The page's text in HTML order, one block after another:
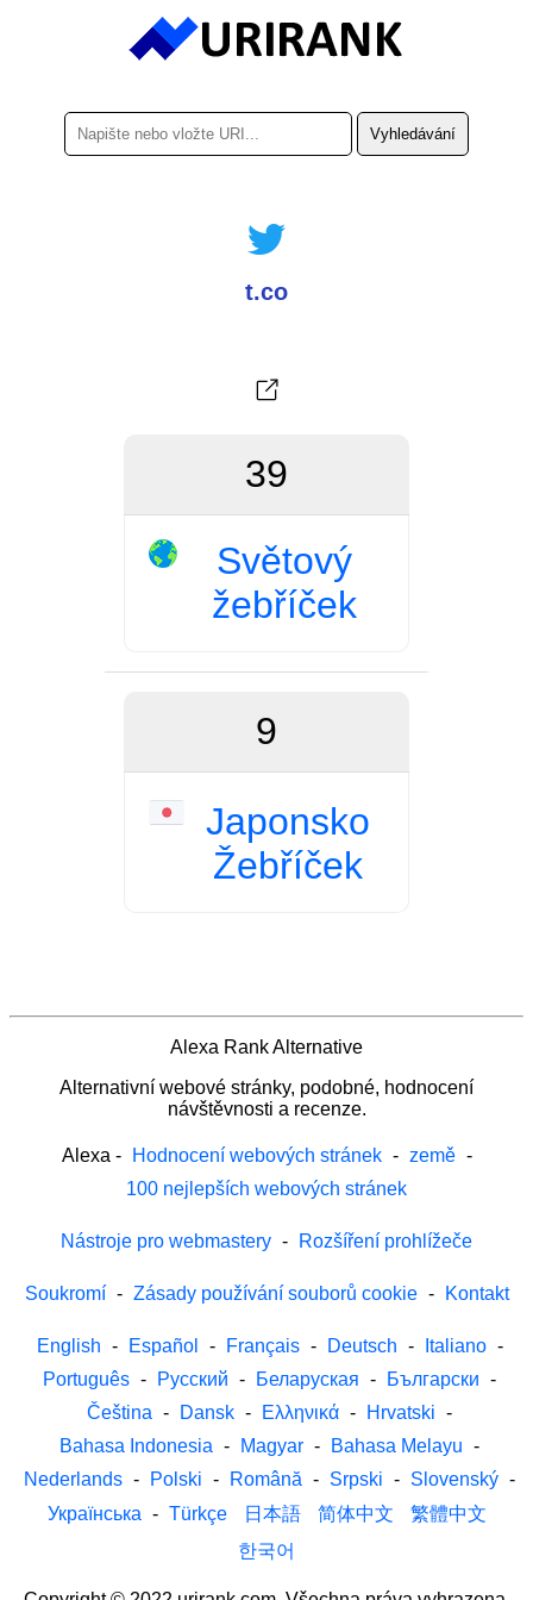
t.co
39
Světový
žebříček
9
Japonsko
Žebříček
Alexa Rank Alternative
Alternativní webové stránky, podobné, hodnocení
návštěvnosti a recenze.
Alexa - Hodnocení webových stránek - země -
100 nejlepších webových stránek
Nástroje pro webmastery - Rozšíření prohlížeče
Soukromí - Zásady používání souborů cookie - Kontakt
English - Español - Français - Deutsch - Italiano -
Português - Русский - Беларуская - Български -
Čeština - Dansk - Ελληνικά - Hrvatski -
Bahasa Indonesia - Magyar - Bahasa Melayu -
Nederlands - Polski - Română - Srpski - Slovenský -
Українська - Türkçe 日本語 简体中文
繁體中文
한국어